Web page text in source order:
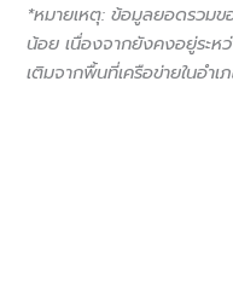
*หมายเหตุ: ข้อมูลยอดรวมข
น้อย เนื่องจากยังคงอยู่ระห
เติมจากพื้นที่เครือข่ายในอำ